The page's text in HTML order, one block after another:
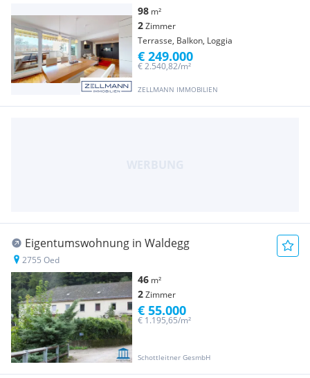
98 m²
2Zimmer
Terrasse, Balkon, Loggia
ZELLMANN IMMOBILIEN
€ 2.540,82/m²
€ 249.000
Eigentumswohnung in Waldegg
2755 Oed
46 m²
2Zimmer
Schottleitner GesmbH
€ 1.195,65/m²
€ 55.000